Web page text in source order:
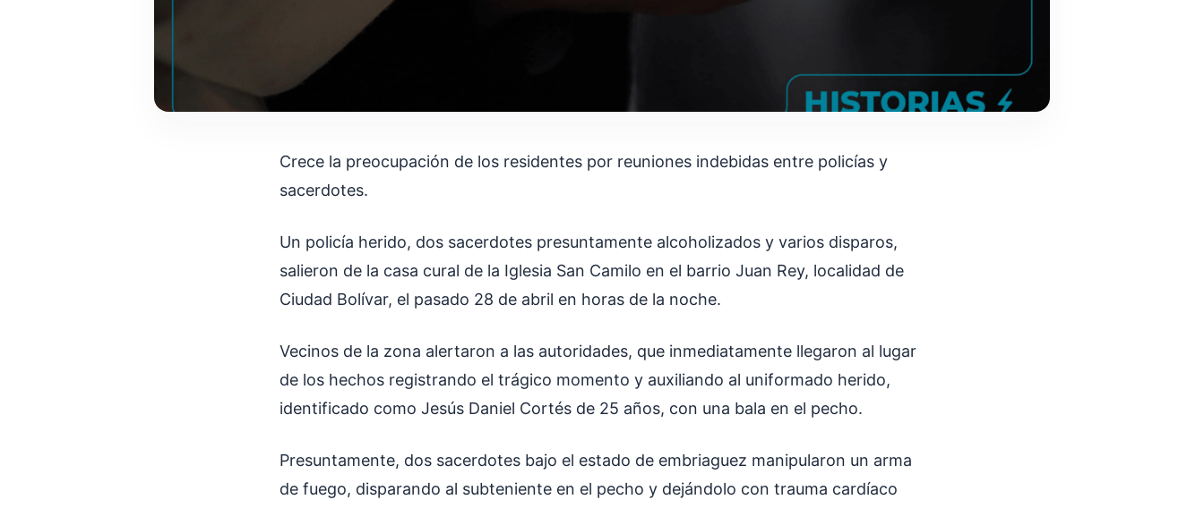
Crece la preocupación de los residentes por reuniones indebidas entre policías y
sacerdotes.
Un policía herido, dos sacerdotes presuntamente alcoholizados y varios disparos,
salieron de la casa cural de la Iglesia San Camilo en el barrio Juan Rey, localidad de
Ciudad Bolívar, el pasado 28 de abril en horas de la noche.
Vecinos de la zona alertaron a las autoridades, que inmediatamente llegaron al lugar
de los hechos registrando el trágico momento y auxiliando al uniformado herido,
identificado como Jesús Daniel Cortés de 25 años, con una bala en el pecho.
Presuntamente, dos sacerdotes bajo el estado de embriaguez manipularon un arma
de fuego, disparando al subteniente en el pecho y dejándolo con trauma cardíaco